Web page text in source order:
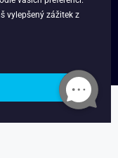
vyhrazena. webdesign ©
vylepšený zážitek z